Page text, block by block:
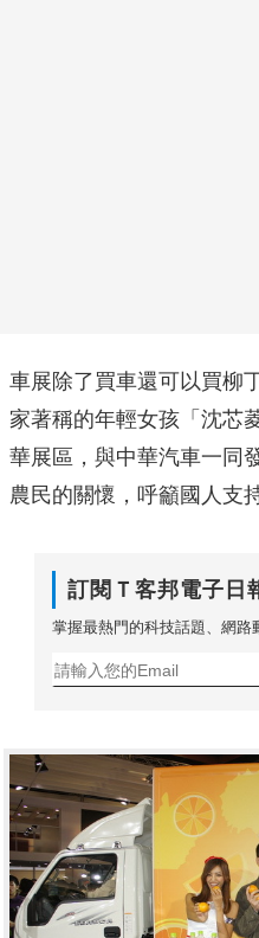
車展除了買車還可以買柳
家著稱的年輕女孩「沈芯
華展區，與中華汽車一同
農民的關懷，呼籲國人支
訂閱Ｔ客邦電子日
掌握最熱門的科技話題、網路